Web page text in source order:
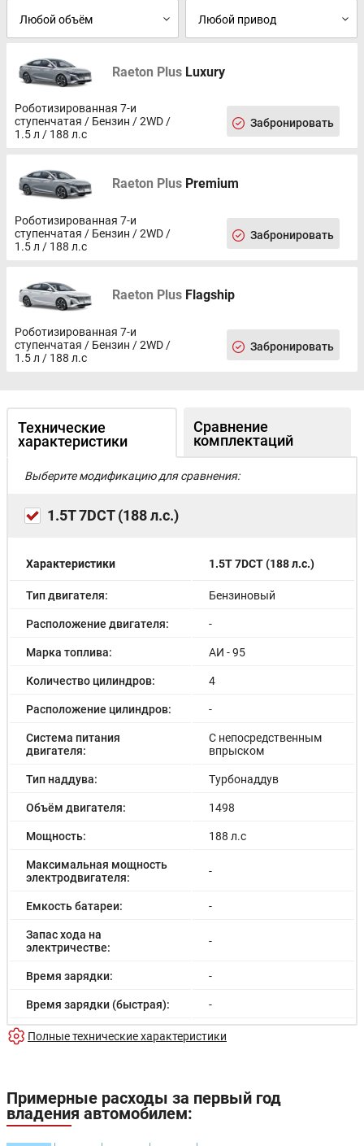
Raeton Plus Luxury
Роботизированная 7-и
ступенчатая / Бензин / 2WD /
1.5 л / 188 л.с
Забронировать
Raeton Plus Premium
Роботизированная 7-и
ступенчатая / Бензин / 2WD /
1.5 л / 188 л.с
Забронировать
Raeton Plus Flagship
Роботизированная 7-и
ступенчатая / Бензин / 2WD /
1.5 л / 188 л.с
Забронировать
Технические
характеристики
Сравнение
комплектаций
Выберите модификацию для сравнения:
1.5T 7DCT (188 л.с.)
Характеристики 1.5T 7DCT (188 л.с.)
Тип двигателя: Бензиновый
Расположение двигателя: -
Марка топлива: АИ - 95
Количество цилиндров: 4
Расположение цилиндров: -
Система питания
двигателя:
С непосредственным
впрыском
Тип наддува: Турбонаддув
Объём двигателя: 1498
Мощность: 188 л.с
Максимальная мощность
электродвигателя:
-
Емкость батареи: -
Запас хода на
электричестве:
-
Время зарядки: -
Время зарядки (быстрая): -
Разгон до 100км/час: -
Расход в загородном
Полные технические характеристики
Примерные расходы за первый год
владения автомобилем: